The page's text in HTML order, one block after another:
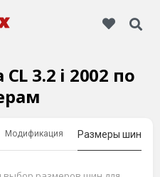
3.2 i 2002 по
Модификация Размеры шин